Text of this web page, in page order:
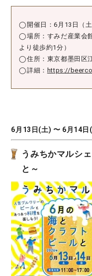
◯開催日：6月13日（土
◯場所：すみだ産業会
より徒歩約1分）
◯住所：東京都墨田区
◯詳細： https://
6月13日(土) 〜 6月14日
うみちかマルシ
と～